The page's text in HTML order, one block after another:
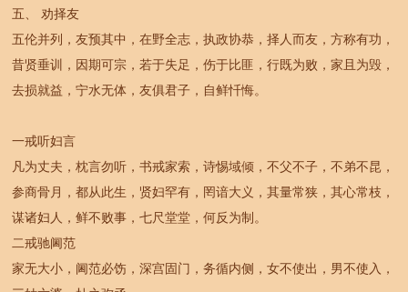
五、 劝择友
五伦并列，友预其中，在野全志，执政协恭，择人而友，方称有功，
昔贤垂训，因期可宗，若于失足，伤于比匪，行既为败，家且为毁，
去损就益，宁水无体，友俱君子，自鲜忏悔。
一戒听妇言
凡为丈夫，枕言勿听，书戒家索，诗惕域倾，不父不子，不弟不昆，
参商骨月，都从此生，贤妇罕有，罔谙大义，其量常狭，其心常枝，
谋诸妇人，鲜不败事，七尺堂堂，何反为制。
二戒驰阃范
家无大小，阃范必饬，深宫固门，务循内侧，女不使出，男不使入，